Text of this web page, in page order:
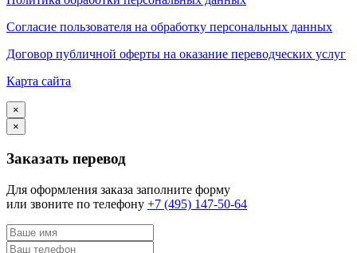
Согласие пользователя на обработку персональных данных
Договор публичной оферты на оказание переводческих услуг
Карта сайта
×
×
Заказать перевод
Для оформления заказа заполните форму
или звоните по телефону +7 (495) 147-50-64